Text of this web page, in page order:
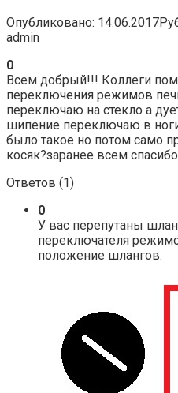
Опубликовано: 14.06.2017
admin
0
Всем добрый!!! Коллеги
переключения режимов
переключаю на стекло а
шипение переключаю в
было такое но потом само
косяк?заранее всем
Ответов (1)
0
У вас перепутаны
переключателя
положение шлангов.